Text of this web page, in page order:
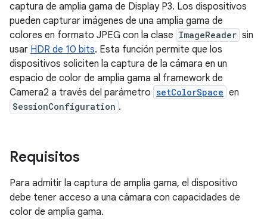
captura de amplia gama de Display P3. Los dispositivos
pueden capturar imágenes de una amplia gama de
colores en formato JPEG con la clase ImageReader sin
usar HDR de 10 bits. Esta función permite que los
dispositivos soliciten la captura de la cámara en un
espacio de color de amplia gama al framework de
Camera2 a través del parámetro setColorSpace en
SessionConfiguration .
Requisitos
Para admitir la captura de amplia gama, el dispositivo
debe tener acceso a una cámara con capacidades de
color de amplia gama.